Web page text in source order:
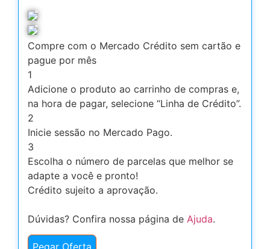
Compre com o Mercado Crédito sem cartão e
pague por mês
1
Adicione o produto ao carrinho de compras e,
na hora de pagar, selecione “Linha de Crédito”.
2
Inicie sessão no Mercado Pago.
3
Escolha o número de parcelas que melhor se
adapte a você e pronto!
Crédito sujeito a aprovação.
Dúvidas? Confira nossa página de Ajuda.